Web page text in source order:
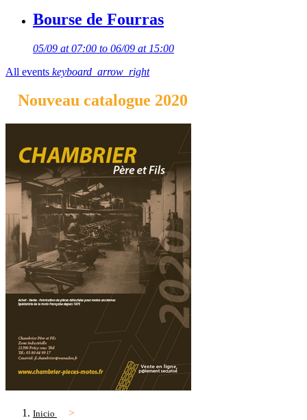
Bourse de Fourras
05/09 at 07:00 to 06/09 at 15:00
All events keyboard_arrow_right
Nouveau catalogue 2020
Inicio